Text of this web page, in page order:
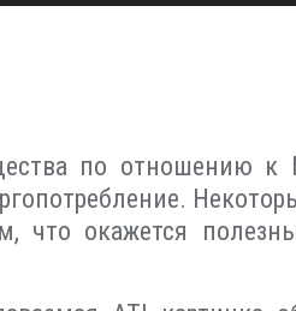
по отношению к
что окажется